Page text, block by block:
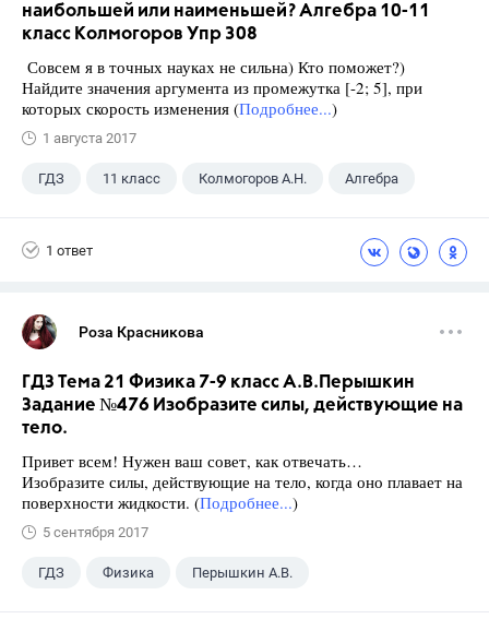
наибольшей или наименьшей? Алгебра 10-11
класс Колмогоров Упр 308
Совсем я в точных науках не сильна) Кто поможет?)
Найдите значения аргумента из промежутка [-2; 5], при
которых скорость изменения (Подробнее...)
1 августа 2017
ГДЗ 11 класс Колмогоров А.Н. Алгебра
1 ответ
Роза Красникова
ГДЗ Тема 21 Физика 7-9 класс А.В.Перышкин
Задание №476 Изобразите силы, действующие на
тело.
Привет всем! Нужен ваш совет, как отвечать…
Изобразите силы, действующие на тело, когда оно плавает на
поверхности жидкости. (Подробнее...)
5 сентября 2017
ГДЗ Физика Перышкин А.В.